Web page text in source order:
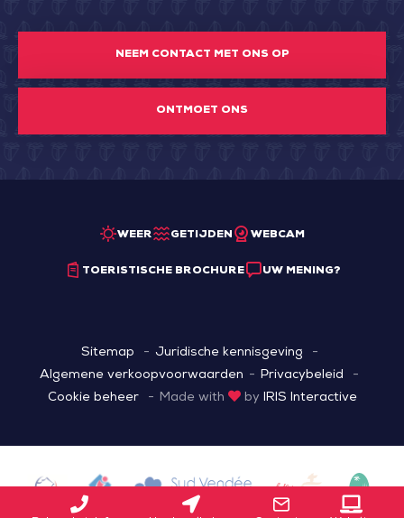
NEEM CONTACT MET ONS OP
ONTMOET ONS
WEER GETIJDEN WEBCAM
TOERISTISCHE BROCHURE UW MENING?
Sitemap
Juridische kennisgeving
Algemene verkoopvoorwaarden
Privacybeleid
Cookie beheer
Made with by IRIS Interactive